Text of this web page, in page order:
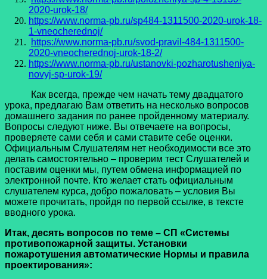
2020-urok-18/
https://www.norma-pb.ru/sp484-1311500-2020-urok-18-
1-vneocherednoj/
https://www.norma-pb.ru/svod-pravil-484-1311500-
2020-vneocherednoj-urok-18-2/
https://www.norma-pb.ru/ustanovki-pozharotusheniya-
novyj-sp-urok-19/
Как всегда, прежде чем начать тему двадцатого
урока, предлагаю Вам ответить на несколько вопросов
домашнего задания по ранее пройденному материалу.
Вопросы следуют ниже. Вы отвечаете на вопросы,
проверяете сами себя и сами ставите себе оценки.
Официальным Слушателям нет необходимости все это
делать самостоятельно – проверим тест Слушателей и
поставим оценки мы, путем обмена информацией по
электронной почте. Кто желает стать официальным
слушателем курса, добро пожаловать – условия Вы
можете прочитать, пройдя по первой ссылке, в тексте
вводного урока.
Итак, десять вопросов по теме – СП «Системы
противопожарной защиты. Установки
пожаротушения автоматические Нормы и правила
проектирования»: